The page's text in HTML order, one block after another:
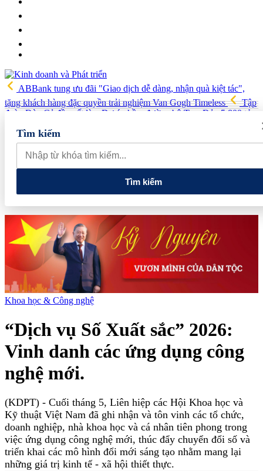
ABBank tung ưu đãi "Giao dịch dễ dàng, nhận quà kiệt tác",
tặng khách hàng đặc quyền trải nghiệm Van Gogh Timeless
Tập
đoàn Đèo Cả đề xuất làm Dự án hầm đường bộ Tam Đảo 5.800 tỷ
Hải quan Lào Cai phát hiện 5 vụ vi phạm, tạm giữ gần 700 kg
thực phẩm và nhiều điện thoại nhập lậu
Lan tỏa văn hóa kinh
doanh, tìm kiếm doanh nghiệp tiêu biểu trên toàn quốc
các cửa hàng rau củ quả sạch tại Hà Nội
Tìm kiếm
Tìm kiếm
Khoa học & Công nghệ
“Dịch vụ Số Xuất sắc” 2026:
Vinh danh các ứng dụng công
nghệ mới.
(KDPT) - Cuối tháng 5, Liên hiệp các Hội Khoa học và
Kỹ thuật Việt Nam đã ghi nhận và tôn vinh các tổ chức,
doanh nghiệp, nhà khoa học và cá nhân tiên phong trong
việc ứng dụng công nghệ mới, thúc đẩy chuyển đổi số và
triển khai các mô hình đổi mới sáng tạo nhằm mang lại
những giá trị kinh tế - xã hội thiết thực.